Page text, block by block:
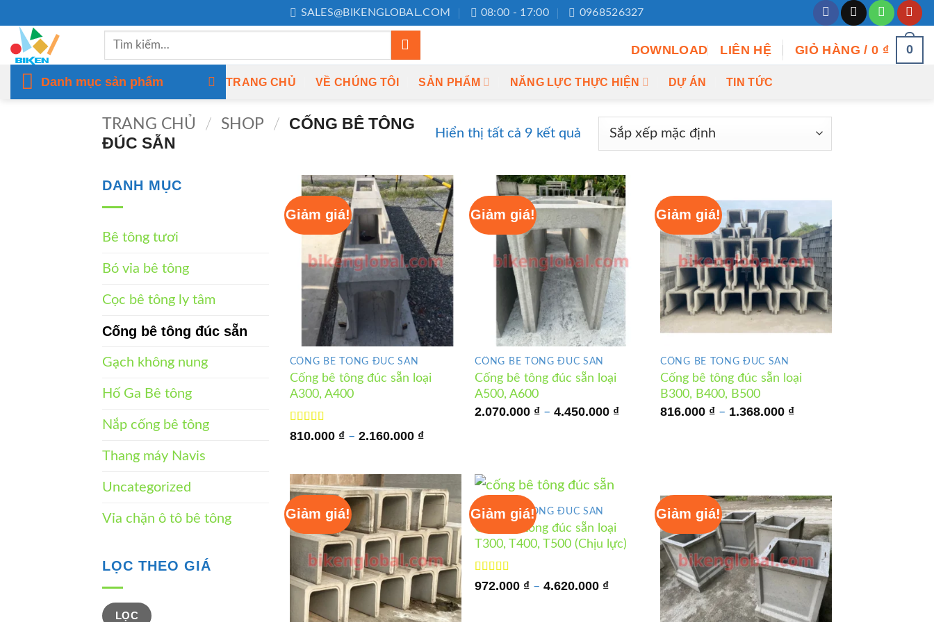
qua
nội
dung
SALES@BIKENGLOBAL.COM 08:00 - 17:00 0968526327
Tìm
DOWNLOAD LIÊN HỆ GIỎ HÀNG / 0 ₫ 0
Danh mục sản phẩm TRANG CHỦ VỀ CHÚNG TÔI SẢN PHẨM NĂNG LỰC THỰC HIỆN DỰ ÁN TIN TỨC
TRANG CHỦ / SHOP /
CỐNG BÊ TÔNG
ĐÚC SẴN
Hiển thị tất cả 9 kết quả
DANH MỤC
Bê tông tươi
Bó vỉa bê tông
Cọc bê tông ly tâm
Cống bê tông đúc sẵn
Gạch không nung
Hố Ga Bê tông
Nắp cống bê tông
Thang máy Navis
Uncategorized
Vỉa chặn ô tô bê tông
LỌC THEO GIÁ
Giá
tối
Giá
tối
LỌC
Giảm giá!
CỐNG BÊ TÔNG ĐÚC SẴN
Cống bê tông đúc sẵn loại
A300, A400
Được xếp
hạng55 sao
810.000 ₫ – 2.160.000 ₫Khoảng
810.000 ₫
2.160.000 ₫
Giảm giá!
CỐNG BÊ TÔNG ĐÚC SẴN
Cống bê tông đúc sẵn loại
A500, A600
2.070.000 ₫ – 4.450.000 ₫Khoảng
Giảm giá!
CỐNG BÊ TÔNG ĐÚC SẴN
Cống bê tông đúc sẵn loại
B300, B400, B500
816.000 ₫ – 1.368.000 ₫Khoảng
Giảm giá! Giảm giá!
CỐNG BÊ TÔNG ĐÚC SẴN
Cống bê tông đúc sẵn loại
T300, T400, T500 (Chịu lực)
Được xếp
hạng5 5 sao
972.000 ₫ – 4.620.000 ₫Khoảng
Giảm giá!